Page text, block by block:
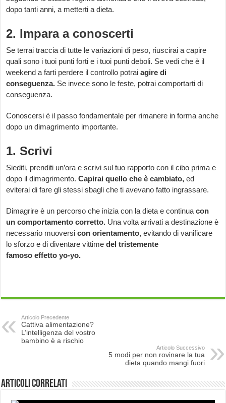
dopo tanti anni, a metterti a dieta.
2. Impara a conoscerti
Se terrai traccia di tutte le variazioni di peso, riuscirai a capire
quali sono i tuoi punti forti e i tuoi punti deboli. Se vedi che è il
weekend a farti perdere il controllo potraiagire di
conseguenza. Se invece sono le feste, potrai comportarti di
conseguenza.
Conoscersi è il passo fondamentale per rimanere in forma anche
dopo un dimagrimento importante.
1. Scrivi
Siediti, prenditi un’ora e scrivi sul tuo rapporto con il cibo prima e
dopo il dimagrimento.Capirai quello che è cambiato,ed
eviterai di fare gli stessi sbagli che ti avevano fatto ingrassare.
Dimagrire è un percorso che inizia con la dieta e continuacon
un comportamento corretto. Una volta arrivati a destinazione è
necessario muoversicon orientamento,evitando di vanificare
lo sforzo e di diventare vittimedel tristemente
famoso effetto yo-yo.
Articolo Precedente
Cattiva alimentazione?
L’intelligenza del vostro
bambino è a rischio
Articolo Successivo
5 modi per non rovinare la tua
dieta quando mangi fuori
Articoli correlati